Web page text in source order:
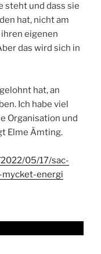
steht und dass sie
hat, nicht am
eigenen
das wird sich in
hat, an
Ich habe viel
Organisation und
Elme Ämting.
05/17/sac-
energi